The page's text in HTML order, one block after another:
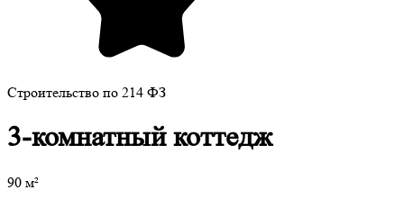
Строительство по 214 ФЗ
3-комнатный коттедж
90 м²